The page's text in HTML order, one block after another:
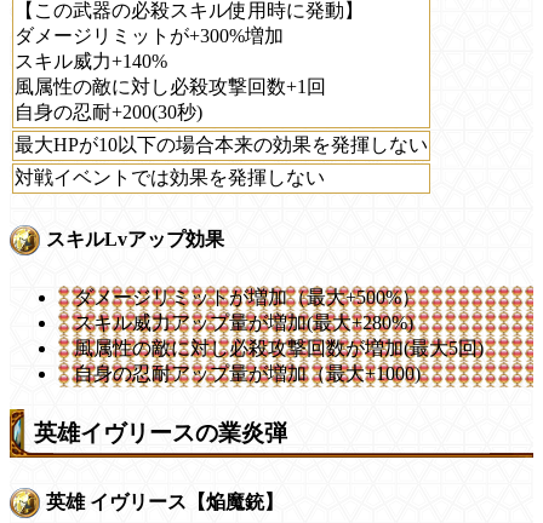
【この武器の必殺スキル使用時に発動】
ダメージリミットが+300%増加
スキル威力+140%
風属性の敵に対し必殺攻撃回数+1回
自身の忍耐+200(30秒)
最大HPが10以下の場合本来の効果を発揮しない
対戦イベントでは効果を発揮しない
スキルLvアップ効果
ダメージリミットが増加（最大+500%）
スキル威力アップ量が増加(最大+280%)
風属性の敵に対し必殺攻撃回数が増加(最大5回)
自身の忍耐アップ量が増加（最大+1000)
英雄イヴリースの業炎弾
英雄 イヴリース【焔魔銃】